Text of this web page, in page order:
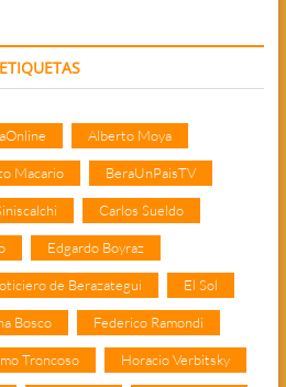
ETIQUETAS
Alberto Moya
Macario BeraUnPaisTV
Carlos Sueldo
Edgardo Boyraz
de Berazategui El Sol
Bosco Federico Ramondi
Troncoso Horacio Verbitsky